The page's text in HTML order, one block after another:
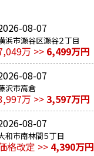
08-07
浜市瀬谷区瀬谷２丁目
万 >> 6,499万円
08-07
沢市高倉
万 >>3,597万円
08-07
和市南林間５丁目
格改定 >> 4,390万円